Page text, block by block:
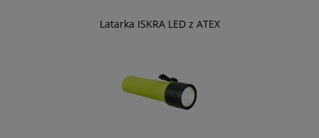
Latarka ISKRA LED z ATEX